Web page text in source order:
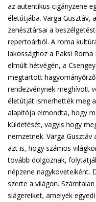
az autentikus cigányzene
életútjába. Varga Gusztáv,
zenésztársai a
repertoárból. A roma
lakossághoz a Paksi
elmúlt hétvégén, a
megtartott
rendezvénynek meghívott
életútját ismerhették meg
alapítója elmondta, hogy
küldetését, vagyis hogy
nemzetnek. Varga
azt is, hogy számos
tovább dolgoznak,
népzene nagyköveteiként.
szerte a világon.
slágereiket, amelyek